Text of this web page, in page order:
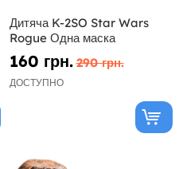
Дитяча K-2SO Star Wars
Rogue Одна маска
160 грн. 290 грн.
ДОСТУПНО